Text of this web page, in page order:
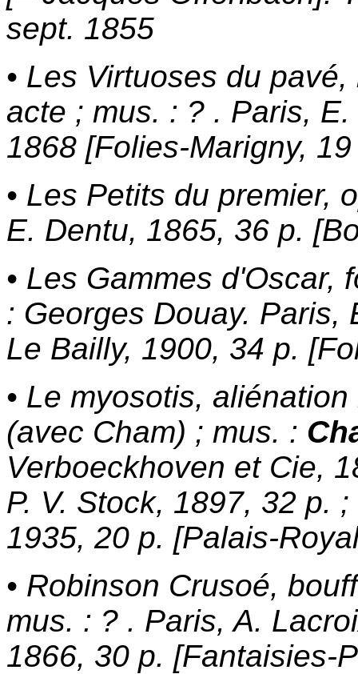
sept. 1855
• Les Virtuoses du
acte ; mus. : ? . Paris,
1868 [Folies-Marigny,
• Les Petits du premier,
E. Dentu, 1865, 36 p.
• Les Gammes d'Oscar,
: Georges Douay. Paris,
Le Bailly, 1900, 34 p.
• Le myosotis,
(avec Cham) ; mus. :
Verboeckhoven et Cie,
P. V. Stock, 1897, 32 p.
1935, 20 p. [Palais-
• Robinson Crusoé,
mus. : ? . Paris, A.
1866, 30 p. [Fantaisies-